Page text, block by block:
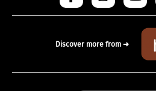
Discover more from ➜